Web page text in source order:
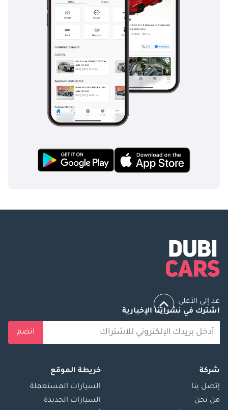
عد إلى الأعلى
اشترك في نشراتنا الإخبارية
انضم
شركة
إتصل بنا
من نحن
خريطة الموقع
السيارات المستعملة
السيارات الجديدة